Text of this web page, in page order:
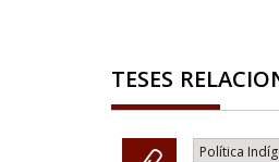
TESES
Política